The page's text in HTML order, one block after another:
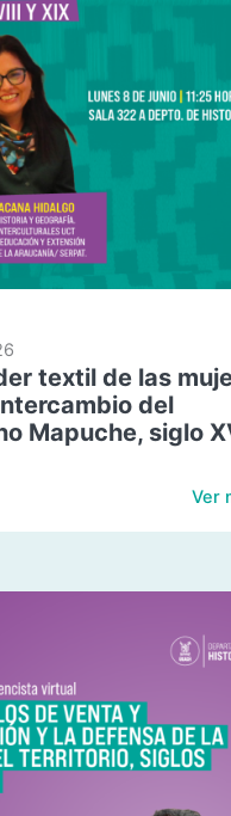
textil de las
del
Mapuche, siglo
Ver